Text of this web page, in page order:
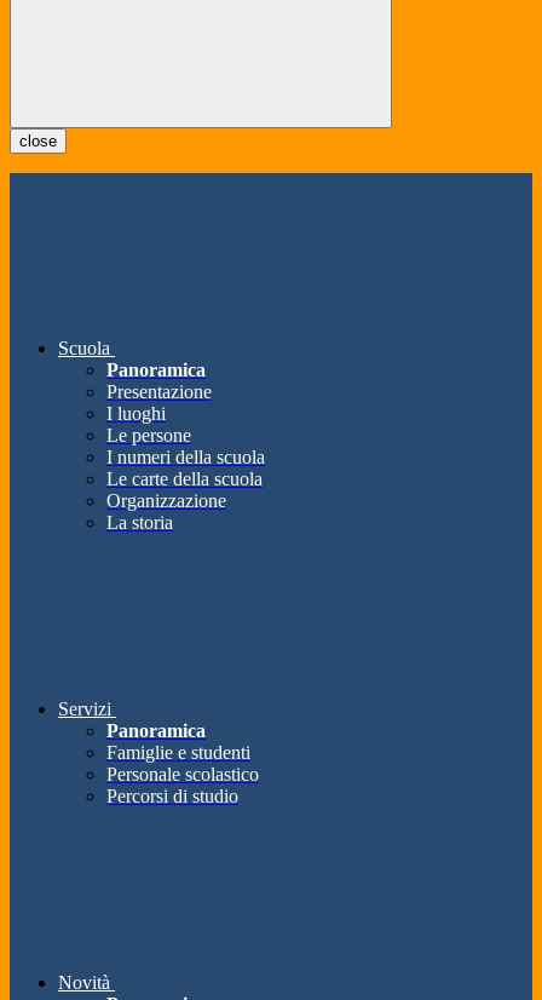
close
Scuola
Panoramica
Presentazione
I luoghi
Le persone
I numeri della scuola
Le carte della scuola
Organizzazione
La storia
Servizi
Panoramica
Famiglie e studenti
Personale scolastico
Percorsi di studio
Novità